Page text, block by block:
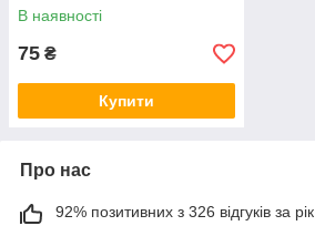
В наявності
75 ₴
Купити
Про нас
92% позитивних з 326 відгуків за рік